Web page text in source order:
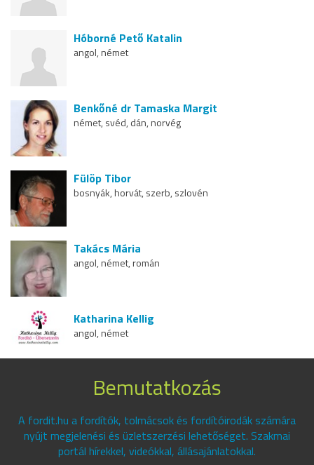
Hóborné Pető Katalin
angol, német
Benkőné dr Tamaska Margit
német, svéd, dán, norvég
Fülöp Tibor
bosnyák, horvát, szerb, szlovén
Takács Mária
angol, német, román
Katharina Kellig
angol, német
Bemutatkozás
A fordit.hu a fordítók, tolmácsok és fordítóirodák számára
nyújt megjelenési és üzletszerzési lehetőséget. Szakmai
portál hírekkel, videókkal, állásajánlatokkal.